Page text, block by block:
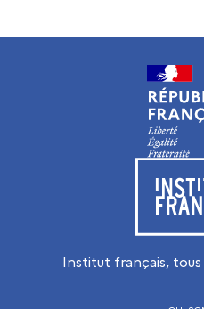
Visiter le site
Institut français,